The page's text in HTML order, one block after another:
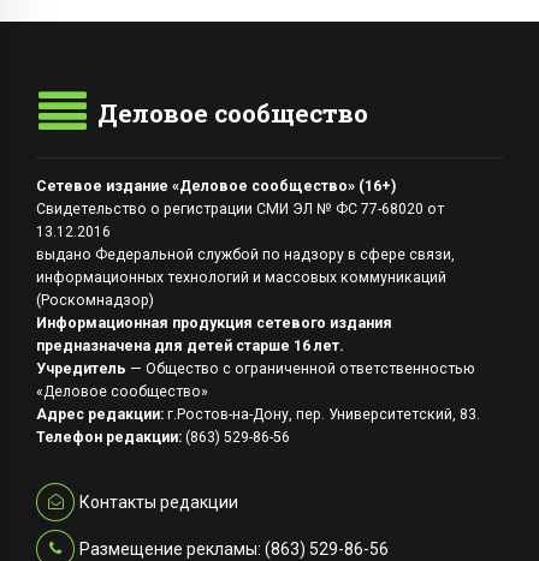
Деловое сообщество
Сетевое издание «Деловое сообщество» (16+)
Свидетельство о регистрации СМИ ЭЛ № ФС 77-68020 от
13.12.2016
выдано Федеральной службой по надзору в сфере связи,
информационных технологий и массовых коммуникаций
(Роскомнадзор)
Информационная продукция сетевого издания
предназначена для детей старше 16 лет.
Учредитель — Общество с ограниченной ответственностью
«Деловое сообщество»
Адрес редакции: г.Ростов-на-Дону, пер. Университетский, 83.
Телефон редакции: (863) 529-86-56
Контакты редакции
Размещение рекламы: (863) 529-86-56